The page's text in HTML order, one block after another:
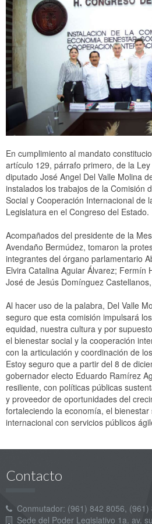
En cumplimiento al mandato
artículo 129, párrafo primero, de la
diputado José Angel Del Valle Molina
instalados los trabajos de la Comisión
Social y Cooperación Internacional de
Legislatura en el Congreso del Estado.
Acompañados del presidente de la
Avendaño Bermúdez, tomaron la
integrantes del órgano parlamentario
Elvira Catalina Aguiar Álvarez; Fermín
José de Jesús Domínguez
Al hacer uso de la palabra, Del Valle
seguro que esta comisión impulsará
equidad, nuestra cultura y por
el bienestar social y la cooperación
con la articulación y coordinación de
Estoy seguro que a partir del 8 de
gobernador electo Eduardo Ramírez
resiliente, con políticas públicas
y proveedor de oportunidades del
fortaleciendo la economía, el
internacional con servicios públicos
Contacto
Conmutador: (961) 842 8056, (961)
Sede del Poder Legislativo 1a. av.
Glosario
Manual de Inducción
Lineamientos
Documento de Seguridad
Instituto de Investigaciones
Legislativos para la Igualdad de